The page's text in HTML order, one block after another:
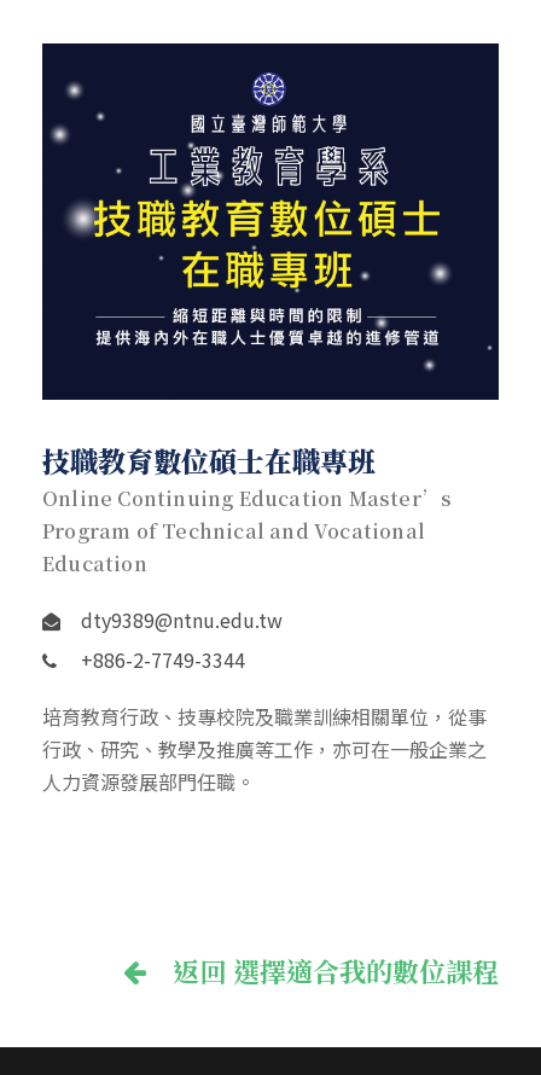
技職教育數位碩士在職專班
Online Continuing Education Master’s
Program of Technical and Vocational
Education
dty9389@ntnu.edu.tw
+886-2-7749-3344
培育教育行政、技專校院及職業訓練相關單位，從事
行政、研究、教學及推廣等工作，亦可在一般企業之
人力資源發展部門任職。
返回 選擇適合我的數位課程